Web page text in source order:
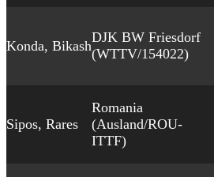
Konda, Bikash
DJK BW Friesdorf
(WTTV/154022)
Sipos, Rares
Romania
(Ausland/ROU-
ITTF)